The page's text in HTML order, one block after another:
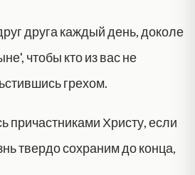
друга каждый день, доколе
чтобы кто из вас не
грехом.
причастниками Христу, если
твердо сохраним до конца,